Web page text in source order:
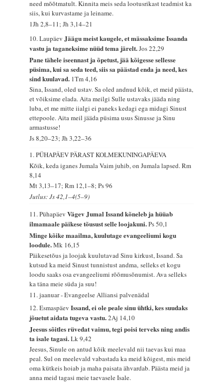
need mõõtmatult. Kinnita meis seda lootusrikast teadmist ka
siis, kui kurvastame ja leiname.
1Jh 2,8–11; Jh 3,14–21
10. LaupäevJäägu meist kaugele, et mässaksime Issanda
vastu ja taganeksime nüüd tema järelt.Jos 22,29
Pane tähele iseennast ja õpetust, jää kõigesse sellesse
püsima, kui sa seda teed, siis sa päästad enda ja need, kes
sind kuulavad. 1Tm 4,16
Sina, Issand, oled ustav. Sa oled andnud kõik, et meid päästa,
et võiksime elada. Aita meilgi Sulle ustavaks jääda ning
luba, et me mitte iialgi ei paneks kedagi ega midagi Sinust
ettepoole. Aita meil jääda püsima usus Sinusse ja Sinu
armastusse!
Js 8,20–23; Jh 3,22–36
1. PÜHAPÄEV PÄRAST KOLMEKUNINGAPÄEVA
Kõik, keda iganes Jumala Vaim juhib, on Jumala lapsed.Rm
8,14
Mt 3,13–17; Rm 12,1–8; Ps 96
Jutlus: Js 42,1–4(5–9)
11. PühapäevVägev Jumal Issand kõneleb ja hüüab
ilmamaale päikese tõusust selle loojakuni.Ps 50,1
Minge kõike maailma, kuulutage evangeeliumi kogu
loodule.Mk 16,15
Päikesetõus ja loojak kuulutavad Sinu kirkust, Issand. Sa
kutsud ka meid Sinust tunnistust andma, selleks et kogu
loodu saaks osa evangeeliumi rõõmusõnumist. Ava selleks
ka täna meie süda ja suu!
11. jaanuar - Evangeelse Alliansi palvenädal
12. EsmaspäevIssand, ei ole peale sinu ühtki, kes suudaks
jõuetut aidata tugeva vastu.2Aj 14,10
Jeesus sõitles rüvedat vaimu, tegi poisi terveks ning andis
ta isale tagasi.Lk 9,42
Jeesus, Sinule on antud kõik meelevald nii taevas kui maa
peal. Sul on meelevald vabastada ka meid kõigest, mis meid
oma kütkeis hoiab ja maha paisata ähvardab. Päästa meid ja
anna meid tagasi meie taevasele Isale.